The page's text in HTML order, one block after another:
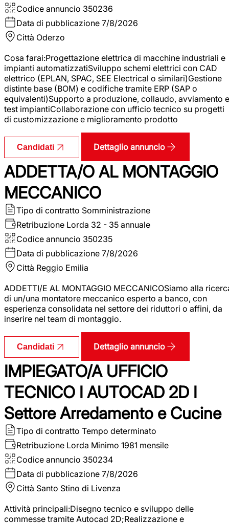
Codice annuncio 350236
Data di pubblicazione 7/8/2026
Città Oderzo
Cosa farai:Progettazione elettrica di macchine industriali e
impianti automatizzatiSviluppo schemi elettrici con CAD
elettrico (EPLAN, SPAC, SEE Electrical o similari)Gestione
distinte base (BOM) e codifiche tramite ERP (SAP o
equivalenti)Supporto a produzione, collaudo, avviamento e
test impiantiCollaborazione con ufficio tecnico su progetti
di customizzazione e miglioramento prodotto
Candidati Dettaglio annuncio
ADDETTA/O AL MONTAGGIO
MECCANICO
Tipo di contratto Somministrazione
Retribuzione Lorda 32 - 35 annuale
Codice annuncio 350235
Data di pubblicazione 7/8/2026
Città Reggio Emilia
ADDETTI/E AL MONTAGGIO MECCANICOSiamo alla
di un/una montatore meccanico esperto a banco, con
esperienza consolidata nel settore dei riduttori o affini, da
inserire nel team di montaggio.
Candidati Dettaglio annuncio
IMPIEGATO/A UFFICIO
TECNICO I AUTOCAD 2D I
Settore Arredamento e Cucine
Tipo di contratto Tempo determinato
Retribuzione Lorda Minimo 1981 mensile
Codice annuncio 350234
Data di pubblicazione 7/8/2026
Città Santo Stino di Livenza
Attività principali:Disegno tecnico e sviluppo delle
commesse tramite Autocad 2D;Realizzazione e